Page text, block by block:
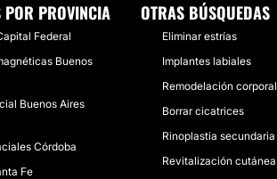
POR PROVINCIA
Federal
Buenos
Buenos Aires
Córdoba
Fe
OTRAS BÚSQUEDAS
Eliminar estrías
Implantes labiales
Remodelación corporal
Borrar cicatrices
Rinoplastia secundaria
Revitalización cutánea